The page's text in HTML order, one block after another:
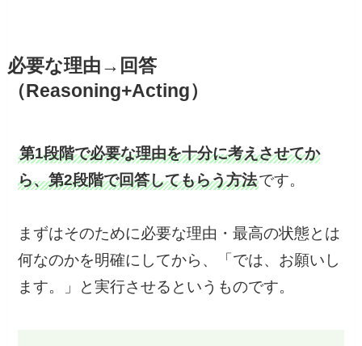
必要な理由→回答
（Reasoning+Acting）
第1段階で必要な理由を十分に考えさせてか
ら、第2段階で回答してもらう方法です。
まずはそのために必要な理由・最高の状態とは
何なのかを明確にしてから、「では、お願いし
ます。」と実行させるというものです。